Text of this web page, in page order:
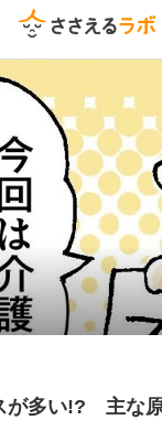
が多い!? 主な